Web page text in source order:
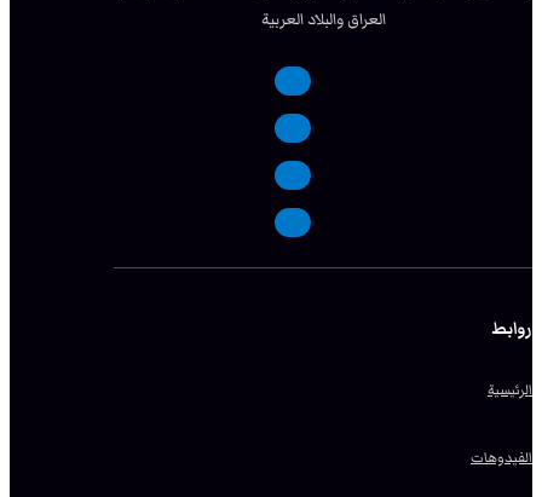
العراق والبلاد العربية
روابط
الرئيسية
الفيدوهات